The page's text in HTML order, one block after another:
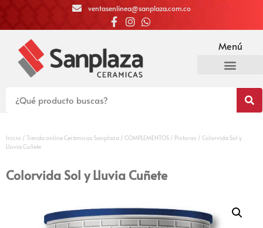
ventasenlinea@sanplaza.com.co
Menú
Inicio / Tienda online Cerámicas Sanplaza / COMPLEMENTOS / Pinturas / Colorvida Sol y
Lluvia Cuñete
Colorvida Sol y Lluvia Cuñete